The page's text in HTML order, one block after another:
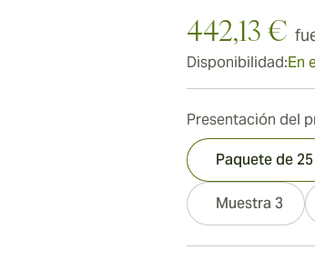
442,13 €
Disponibilidad:En
Presentación del
Paquete de 25
Muestra 3